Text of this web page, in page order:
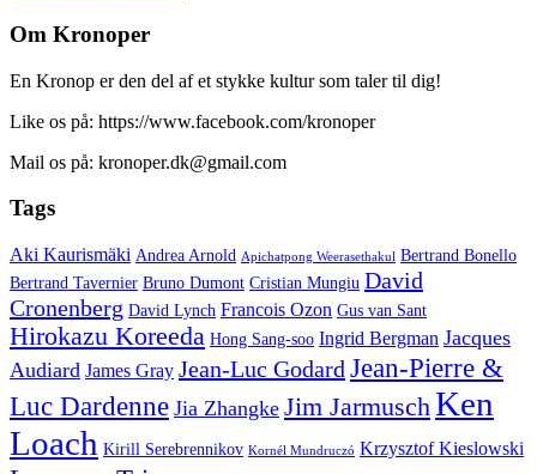
Om Kronoper
En Kronop er den del af et stykke kultur som taler til dig!
Like os på: https://www.facebook.com/kronoper
Mail os på: kronoper.dk@gmail.com
Tags
Aki Kaurismäki Andrea Arnold Apichatpong Weerasethakul Bertrand Bonello
Bertrand Tavernier Bruno Dumont Cristian Mungiu David
Cronenberg David Lynch Francois Ozon Gus van Sant
Hirokazu Koreeda Hong Sang-soo Ingrid Bergman Jacques
Audiard James Gray Jean-Luc Godard Jean-Pierre &
Luc Dardenne Jia Zhangke Jim JarmuschKen
Loach Kirill Serebrennikov Kornél Mundruczó Krzysztof Kieslowski